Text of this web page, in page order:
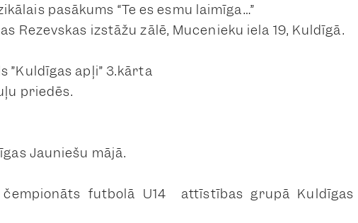
pasākums “Te es esmu laimīga…”
Rezevskas izstāžu zālē, Mucenieku iela 19, Kuldīgā.
”Kuldīgas apļi” 3.kārta
priedēs.
Jauniešu mājā.
futbolā U14 attīstības grupā Kuldīgas